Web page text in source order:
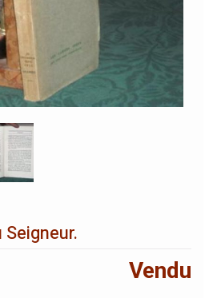
Vendu